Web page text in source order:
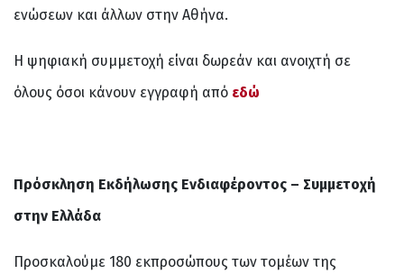
ενώσεων και άλλων στην Αθήνα.
Η ψηφιακή συμμετοχή είναι δωρεάν και ανοιχτή σε
όλους όσοι κάνουν εγγραφή από εδώ
Πρόσκληση Εκδήλωσης Ενδιαφέροντος – Συμμετοχή
στην Ελλάδα
Προσκαλούμε 180 εκπροσώπους των τομέων της